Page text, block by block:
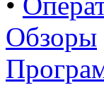
Обзоры